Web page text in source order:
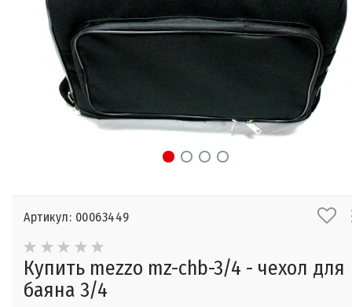
Артикул: 00063449
Купить mezzo mz-chb-3/4 - чехол для
баяна 3/4